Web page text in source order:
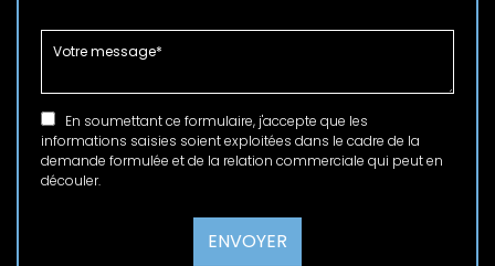
En soumettant ce formulaire, j'accepte que les
informations saisies soient exploitées dans le cadre de la
demande formulée et de la relation commerciale qui peut en
découler.